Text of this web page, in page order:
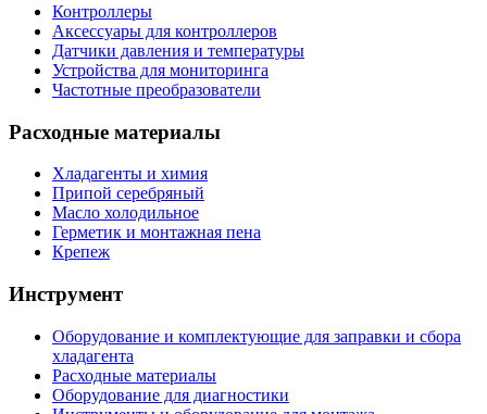
Контроллеры
Аксессуары для контроллеров
Датчики давления и температуры
Устройства для мониторинга
Частотные преобразователи
Расходные материалы
Хладагенты и химия
Припой серебряный
Масло холодильное
Герметик и монтажная пена
Крепеж
Инструмент
Оборудование и комплектующие для заправки и сбора
хладагента
Расходные материалы
Оборудование для диагностики